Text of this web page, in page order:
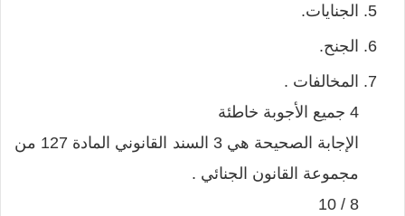
الجنايات.
الجنح.
المخالفات .
4 جميع الأجوبة خاطئة
الإجابة الصحيحة هي 3 السند القانوني المادة 127 من
مجموعة القانون الجنائي .
8 / 10